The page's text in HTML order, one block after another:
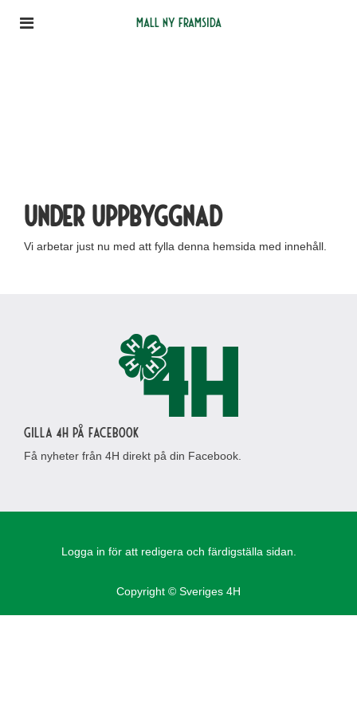
Mall ny framsida
Under uppbyggnad
Vi arbetar just nu med att fylla denna hemsida med innehåll.
Gilla 4H på Facebook
Få nyheter från 4H direkt på din Facebook.
Logga in för att redigera och färdigställa sidan.
Copyright © Sveriges 4H